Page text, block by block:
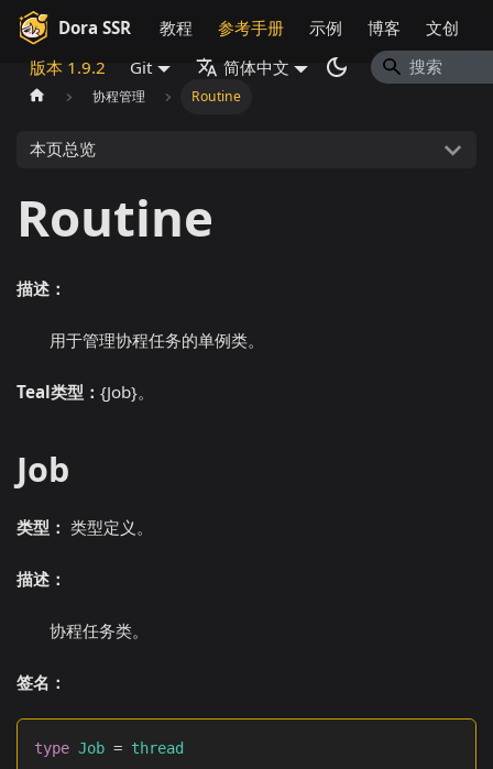
Dora SSR 教程 参考手册 示例 博客
文创
版本 1.9.2
Git 简体中文
协程管理 Routine
本页总览
Routine
描述：
用于管理协程任务的单例类。
Teal类型：{Job}。
Job
类型： 类型定义。
描述：
协程任务类。
签名：
type Job = thread